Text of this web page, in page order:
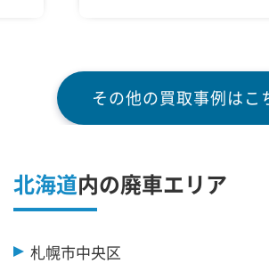
その他の買取事例はこ
北海道内の廃車エリア
札幌市中央区